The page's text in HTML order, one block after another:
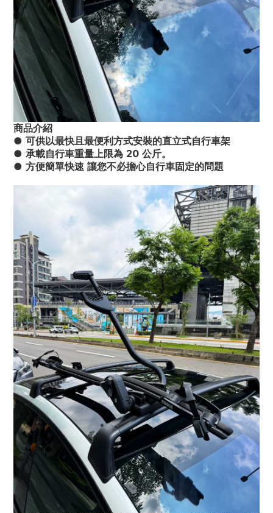
商品介紹
● 可供以最快且最便利方式安裝的直立式自行車架
● 承載自行車重量上限為 20 公斤。
● 方便簡單快速 讓您不必擔心自行車固定的問題